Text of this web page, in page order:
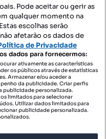
do frango
Destacado
Pode aceitar ou gerir as
qualquer momento na
escolhas serão
afetarão os dados de
de Privacidade
dados para fornecermos:
ativamente as características
os públicos através de estatísticas
Armazenar e/ou aceder a
da publicidade. Criar perfis
publicidade personalizada.
limitados para selecionar
Utilizar dados limitados para
publicidade personalizada.